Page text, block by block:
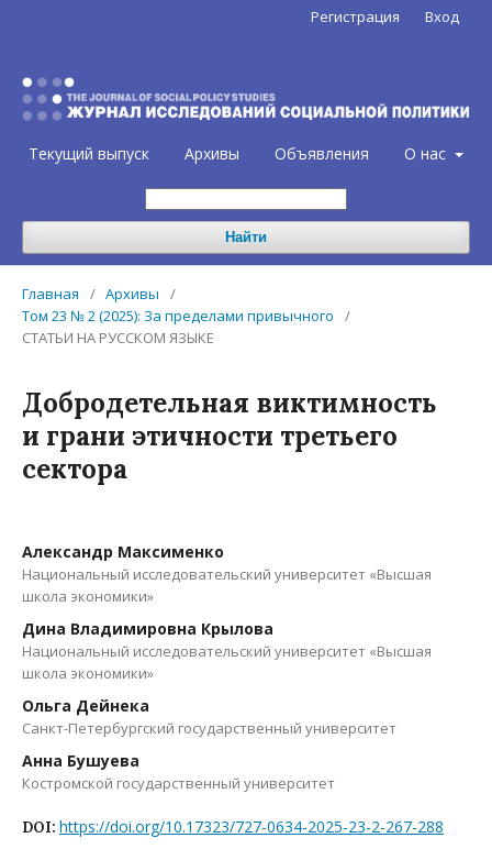
Текущий выпуск Архивы Объявления О нас
Найти
Регистрация Вход
Главная / Архивы
/
Том 23 № 2 (2025): За пределами привычного
/
СТАТЬИ НА РУССКОМ ЯЗЫКЕ
Добродетельная виктимность
и грани этичности третьего
сектора
Александр Максименко
Национальный исследовательский университет «Высшая
школа экономики»
Дина Владимировна Крылова
Национальный исследовательский университет «Высшая
школа экономики»
Ольга Дейнека
Санкт-Петербургский государственный университет
Анна Бушуева
Костромской государственный университет
DOI: https://doi.org/10.17323/727-0634-2025-23-2-267-288